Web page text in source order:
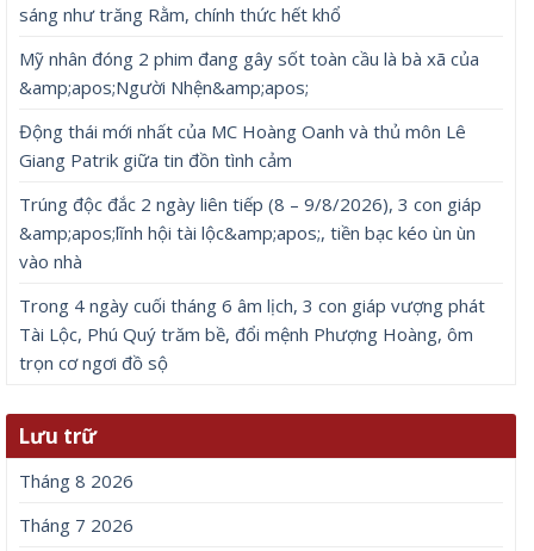
sáng như trăng Rằm, chính thức hết khổ
Mỹ nhân đóng 2 phim đang gây sốt toàn cầu là bà xã của
&amp;apos;Người Nhện&amp;apos;
Động thái mới nhất của MC Hoàng Oanh và thủ môn Lê
Giang Patrik giữa tin đồn tình cảm
Trúng độc đắc 2 ngày liên tiếp (8 – 9/8/2026), 3 con giáp
&amp;apos;lĩnh hội tài lộc&amp;apos;, tiền bạc kéo ùn ùn
vào nhà
Trong 4 ngày cuối tháng 6 âm lịch, 3 con giáp vượng phát
Tài Lộc, Phú Quý trăm bề, đổi mệnh Phượng Hoàng, ôm
trọn cơ ngơi đồ sộ
Lưu trữ
Tháng 8 2026
Tháng 7 2026